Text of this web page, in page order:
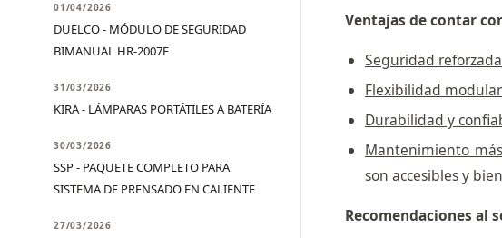
01/04/2026
DUELCO - MÓDULO DE SEGURIDAD
BIMANUAL HR-2007F
31/03/2026
KIRA - LÁMPARAS PORTÁTILES A BATERÍA
30/03/2026
SSP - PAQUETE COMPLETO PARA
SISTEMA DE PRENSADO EN CALIENTE
27/03/2026
Ventajas de contar
Seguridad
Flexibilidad
Durabilidad y
Mantenimiento
son accesibles y
Recomendaciones al